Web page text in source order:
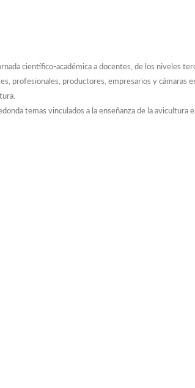
científico-académica a docentes, de los niveles
profesionales, productores, empresarios y cámaras
temas vinculados a la enseñanza de la avicultura